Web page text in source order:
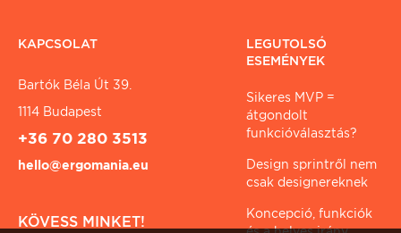
KAPCSOLAT
Bartók Béla Út 39.
1114 Budapest
+36 70 280 3513
hello@ergomania.eu
KÖVESS MINKET!
LEGUTOLSÓ
ESEMÉNYEK
Sikeres MVP =
átgondolt
funkcióválasztás?
Design sprintről nem
csak designereknek
Koncepció, funkciók